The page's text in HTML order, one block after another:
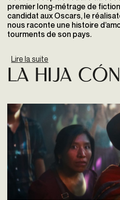
premier long-métrage de
candidat aux Oscars, le
nous raconte une histoire
tourments de son pays.
Lire la suite
La Hija